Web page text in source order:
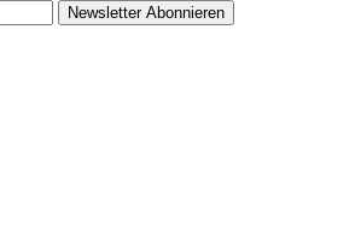
Newsletter Abonnieren